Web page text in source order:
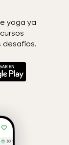
yoga ya
desafíos.